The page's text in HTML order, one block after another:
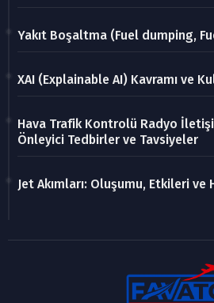
Yakıt Boşaltma (Fuel dumping,
XAI (Explainable AI) Kavramı ve
Hava Trafik Kontrolü Radyo
Önleyici Tedbirler ve Tavsiyeler
Jet Akımları: Oluşumu, Etkileri ve